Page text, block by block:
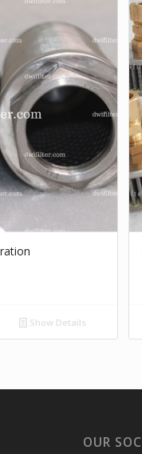
Show Details
OUR